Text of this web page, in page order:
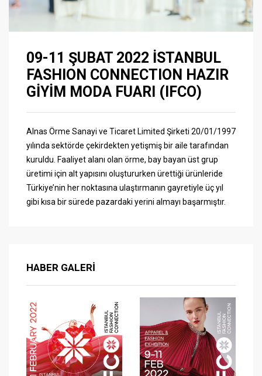
09-11 ŞUBAT 2022 İSTANBUL
FASHION CONNECTION HAZIR
GİYİM MODA FUARI (IFCO)
Alnas Örme Sanayi ve Ticaret Limited Şirketi 20/01/1997
yılında sektörde çekirdekten yetişmiş bir aile tarafından
kuruldu. Faaliyet alanı olan örme, bay bayan üst grup
üretimi için alt yapısını oluştururken ürettiği ürünleride
Türkiye’nin her noktasına ulaştırmanın gayretiyle üç yıl
gibi kısa bir sürede pazardaki yerini almayı başarmıştır.
HABER GALERI